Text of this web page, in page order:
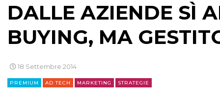
DALLE AZIENDE SÌ
BUYING, MA
18 Settembre 2014
PREMIUM AD TECH MARKETING STRATEGIE